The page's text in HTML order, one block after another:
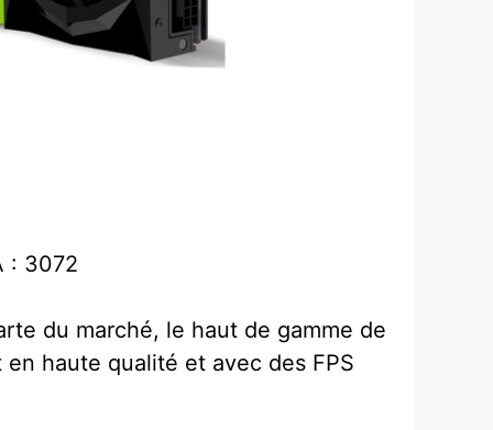
: 3072
du marché, le haut de gamme de
haute qualité et avec des FPS